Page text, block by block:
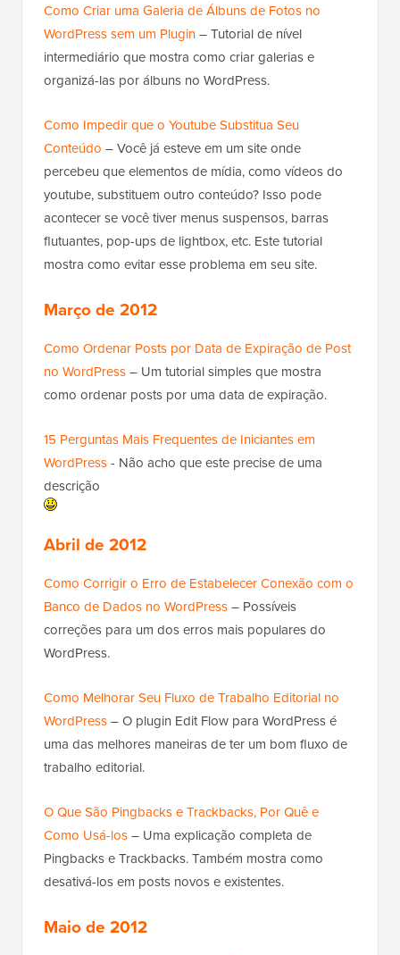
Como Criar uma Galeria de Álbuns de Fotos no
WordPress sem um Plugin– Tutorial de nível
intermediário que mostra como criar galerias e
organizá-las por álbuns no WordPress.
Como Impedir que o Youtube Substitua Seu
Conteúdo – Você já esteve em um site onde
percebeu que elementos de mídia, como vídeos do
youtube, substituem outro conteúdo? Isso pode
acontecer se você tiver menus suspensos, barras
flutuantes, pop-ups de lightbox, etc. Este tutorial
mostra como evitar esse problema em seu site.
Março de 2012
Como Ordenar Posts por Data de Expiração de Post
no WordPress– Um tutorial simples que mostra
como ordenar posts por uma data de expiração.
15 Perguntas Mais Frequentes de Iniciantes em
WordPress- Não acho que este precise de uma
descrição
Abril de 2012
Como Corrigir o Erro de Estabelecer Conexão com o
Banco de Dados no WordPress– Possíveis
correções para um dos erros mais populares do
WordPress.
Como Melhorar Seu Fluxo de Trabalho Editorial no
WordPress– O plugin Edit Flow para WordPress é
uma das melhores maneiras de ter um bom fluxo de
trabalho editorial.
O Que São Pingbacks e Trackbacks, Por Quê e
Como Usá-los– Uma explicação completa de
Pingbacks e Trackbacks. Também mostra como
desativá-los em posts novos e existentes.
Maio de 2012